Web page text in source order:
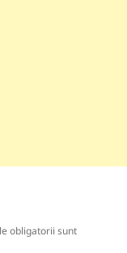
obligatorii sunt